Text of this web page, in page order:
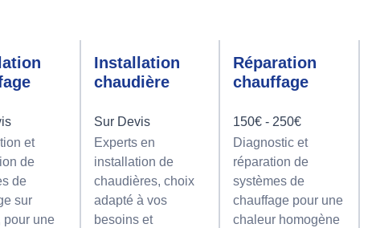
et
de
de
sur
pour une
Installation
chaudière
Sur Devis
Experts en
installation de
chaudières, choix
adapté à vos
besoins et
Réparation
chauffage
150€ - 250€
Diagnostic et
réparation de
systèmes de
chauffage pour une
chaleur homogène